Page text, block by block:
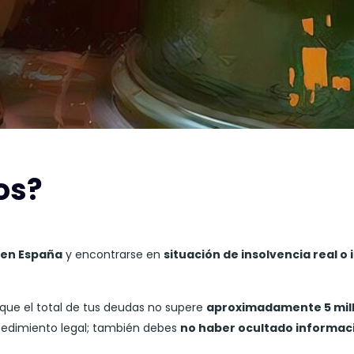
España y encontrarse en situación de insolvencia real o
el total de tus deudas no supere aproximadamente 5
legal; también debes no haber ocultado